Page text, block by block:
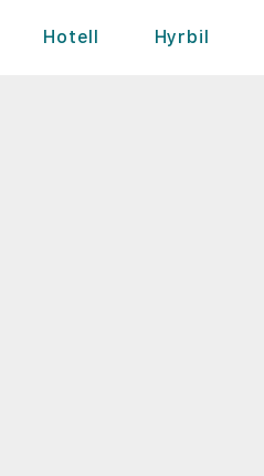
Hotell Hyrbil